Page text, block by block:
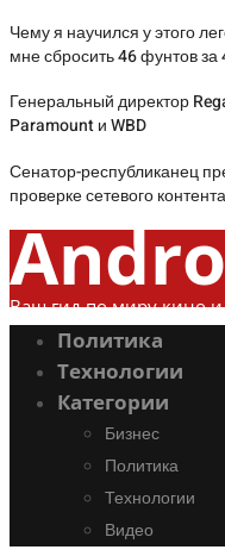
Чему я научился у этого
мне сбросить 46 фунтов
Генеральный директор
Paramount и WBD
Сенатор-республиканец
проверке сетевого контента
Ваш гид по миру кино и
Политика
Технологии
Категории
Бизнес
Политика
Технологии
Видео